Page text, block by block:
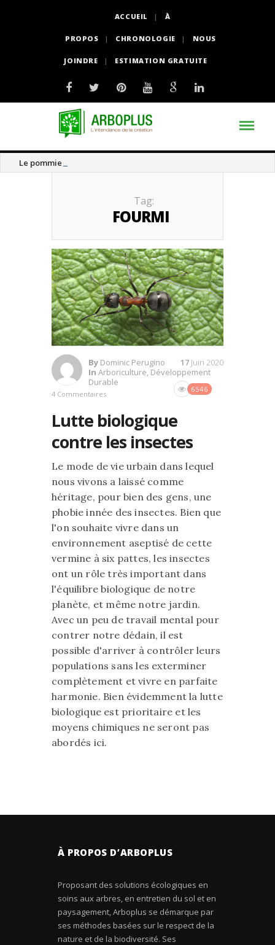
ACCUEIL À
PROPOS CHRONOLOGIE NOUS
JOINDRE ESTIMATION GRATUITE
Le pommier thé
Tag:
FOURMI
By Dominic Perugino
In Arboriculture Développement
Durable
4 Commentaires
6546
17 Juin 2020
Lutte biologique
contre les insectes
Le mode de vie urbain dans lequel
nous vivons a laissé comme
héritage, pour bien des gens, une
phobie innée des insectes. Bien que
l'on souhaite vivre dans un
environnement aseptisé de cette
vermine à six pattes, les insectes
ont un rôle très important dans
l'équilibre biologique de notre
planète, et même notre jardin.
Avec un peu de travail mental pour
contrer notre dédain, il est
possible d'arriver à contrôler leurs
populations sans les exterminer
complètement et vivre en parfaite
harmonie. Bien évidemment la lutte
biologique est prioritaire et les
moyens chimiques ne seront pas
abordés ici.
À PROPOS D’ARBOPLUS
Proposant des solutions écologiques en
soins aux arbres, en entretien du sol et en
paysagement, Arboplus se démarque par
ses méthodes basées sur le respect de la
nature et de la biodiversité. Ses